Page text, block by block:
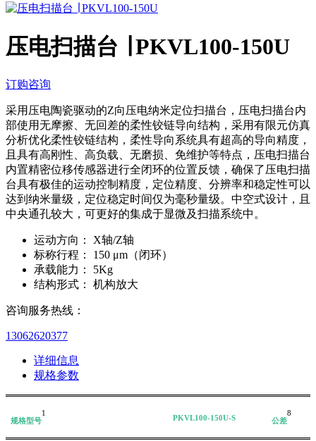
压电扫描台 ∣ PKVL100-150U
订购咨询
采用压电陶瓷驱动的Z向压电纳米定位扫描台，压电扫描台内
部使用无摩擦、无回差的柔性铰链导向结构，采用有限元仿真
分析优化柔性铰链结构，柔性导向系统具有超高的导向精度，
且具有高刚性、高负载、无磨损、免维护等特点，压电扫描台
内置精密位移传感器进行全闭环的位置反馈，确保了压电扫描
台具有极佳的运动控制精度，定位精度、分辨率和稳定性可以
达到纳米量级，定位稳定时间仅为毫秒量级。中空式设计，且
中央通孔较大，可更好的集成于显微及扫描系统中。
运动方向：
X轴/Z轴
标称行程：
150 μm（闭环）
承载能力：
5Kg
结构形式：
机构放大
咨询服务热线：
13062620377
详细信息
规格参数
规格型号
1
PKVL100-150U-S 公差
8